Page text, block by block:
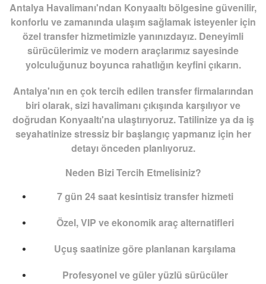
Antalya Havalimanı'ndan Konyaaltı bölgesine güvenilir,
konforlu ve zamanında ulaşım sağlamak isteyenler için
özel transfer hizmetimizle yanınızdayız. Deneyimli
sürücülerimiz ve modern araçlarımız sayesinde
yolculuğunuz boyunca rahatlığın keyfini çıkarın.
Antalya'nın en çok tercih edilen transfer firmalarından
biri olarak, sizi havalimanı çıkışında karşılıyor ve
doğrudan Konyaaltı'na ulaştırıyoruz. Tatilinize ya da iş
seyahatinize stressiz bir başlangıç yapmanız için her
detayı önceden planlıyoruz.
Neden Bizi Tercih Etmelisiniz?
7 gün 24 saat kesintisiz transfer hizmeti
Özel, VIP ve ekonomik araç alternatifleri
Uçuş saatinize göre planlanan karşılama
Profesyonel ve güler yüzlü sürücüler